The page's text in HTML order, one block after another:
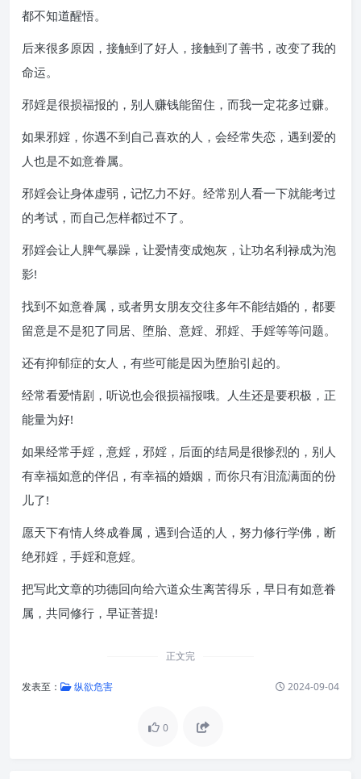
都不知道醒悟。
后来很多原因，接触到了好人，接触到了善书，改变了我的
命运。
邪婬是很损福报的，别人赚钱能留住，而我一定花多过赚。
如果邪婬，你遇不到自己喜欢的人，会经常失恋，遇到爱的
人也是不如意眷属。
邪婬会让身体虚弱，记忆力不好。经常别人看一下就能考过
的考试，而自己怎样都过不了。
邪婬会让人脾气暴躁，让爱情变成炮灰，让功名利禄成为泡
影!
找到不如意眷属，或者男女朋友交往多年不能结婚的，都要
留意是不是犯了同居、堕胎、意婬、邪婬、手婬等等问题。
还有抑郁症的女人，有些可能是因为堕胎引起的。
经常看爱情剧，听说也会很损福报哦。人生还是要积极，正
能量为好!
如果经常手婬，意婬，邪婬，后面的结局是很惨烈的，别人
有幸福如意的伴侣，有幸福的婚姻，而你只有泪流满面的份
儿了!
愿天下有情人终成眷属，遇到合适的人，努力修行学佛，断
绝邪婬，手婬和意婬。
把写此文章的功德回向给六道众生离苦得乐，早日有如意眷
属，共同修行，早证菩提!
正文完
发表至： 纵欲危害 2024-09-04
0